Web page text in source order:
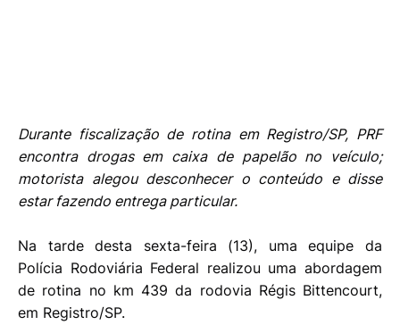
Durante fiscalização de rotina em Registro/SP, PRF
encontra drogas em caixa de papelão no veículo;
motorista alegou desconhecer o conteúdo e disse
estar fazendo entrega particular.
Na tarde desta sexta-feira (13), uma equipe da
Polícia Rodoviária Federal realizou uma abordagem
de rotina no km 439 da rodovia Régis Bittencourt,
em Registro/SP.